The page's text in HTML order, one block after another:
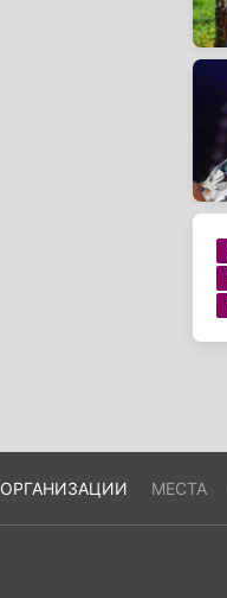
ОРГАНИЗАЦИИ МЕСТА